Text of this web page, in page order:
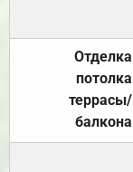
Отделка
потолка
террасы/
балкона